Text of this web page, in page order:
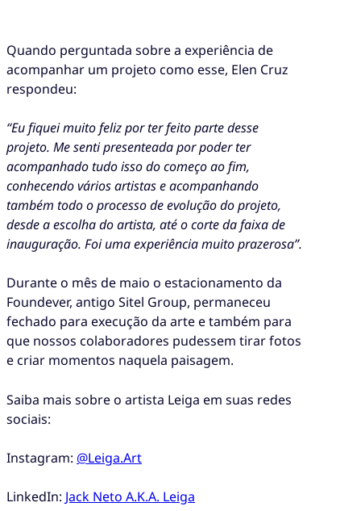
Quando perguntada sobre a experiência de
acompanhar um projeto como esse, Elen Cruz
respondeu:
“Eu fiquei muito feliz por ter feito parte desse
projeto. Me senti presenteada por poder ter
acompanhado tudo isso do começo ao fim,
conhecendo vários artistas e acompanhando
também todo o processo de evolução do projeto,
desde a escolha do artista, até o corte da faixa de
inauguração. Foi uma experiência muito prazerosa”.
Durante o mês de maio o estacionamento da
Foundever, antigo Sitel Group, permaneceu
fechado para execução da arte e também para
que nossos colaboradores pudessem tirar fotos
e criar momentos naquela paisagem.
Saiba mais sobre o artista Leiga em suas redes
sociais:
Instagram: @Leiga.Art
LinkedIn: Jack Neto A.K.A. Leiga